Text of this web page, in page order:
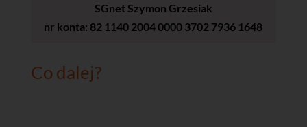
SGnet Szymon Grzesiak
nr konta: 82 1140 2004 0000 3702 7936 1648
Co dalej?